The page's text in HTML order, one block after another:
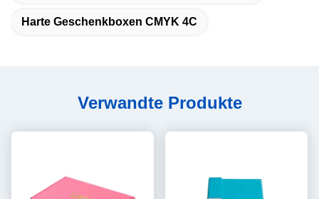
Harte Geschenkboxen CMYK 4C
Verwandte Produkte